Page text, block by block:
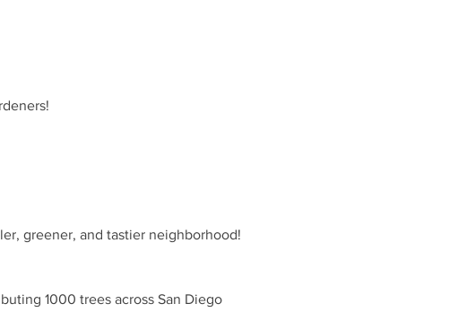
greener, and tastier neighborhood!
1000 trees across San Diego